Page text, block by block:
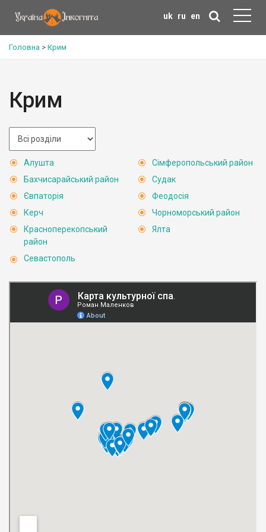
uk ru en
Головна > Крим
Крим
Алушта
Бахчисарайський район
Євпаторія
Керч
Красноперекопський
район
Севастополь
Сімферопольський район
Судак
Феодосія
Чорноморський район
Ялта